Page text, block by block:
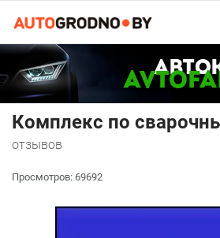
Комплекс по
отзывов
Просмотров: 69692